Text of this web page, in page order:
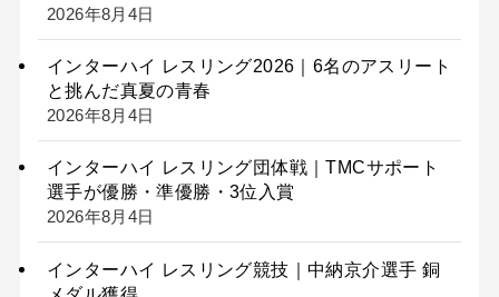
2026年8月4日
インターハイ レスリング2026｜6名のアスリート
と挑んだ真夏の青春
2026年8月4日
インターハイ レスリング団体戦｜TMCサポート
選手が優勝・準優勝・3位入賞
2026年8月4日
インターハイ レスリング競技｜中納京介選手 銅